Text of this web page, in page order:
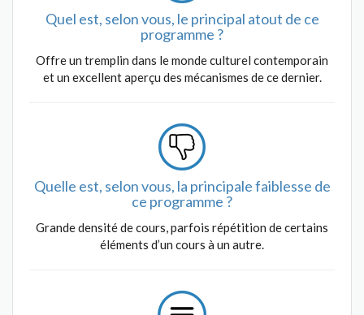
Quel est, selon vous, le principal atout de ce
programme ?
Offre un tremplin dans le monde culturel contemporain
et un excellent aperçu des mécanismes de ce dernier.
Quelle est, selon vous, la principale faiblesse de
ce programme ?
Grande densité de cours, parfois répétition de certains
éléments d’un cours à un autre.